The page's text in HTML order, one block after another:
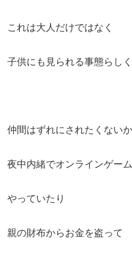
これは大人だけではなく
子供にも見られる事態らしく
仲間はずれにされたくない
夜中内緒でオンラインゲー
やっていたり
親の財布からお金を盗って